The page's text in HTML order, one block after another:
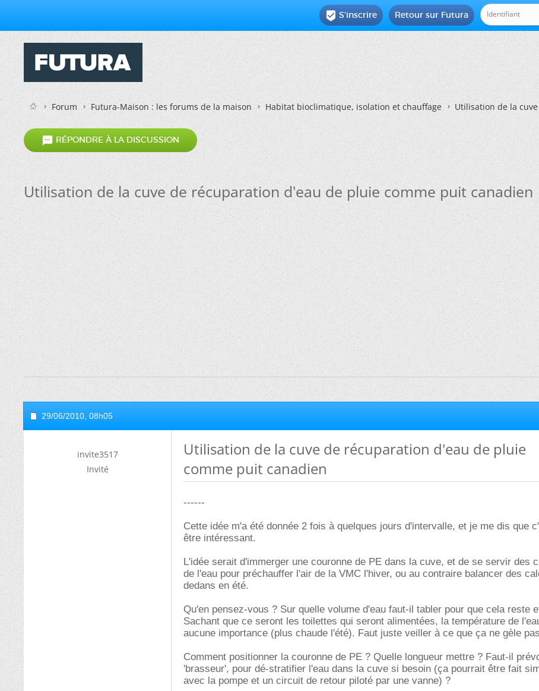
Retour sur Futura
 S'inscrire
Forum Futura-Maison : les forums de la maison Habitat bioclimatique, isolation et chauffage Utilisation de la
 RÉPONDRE À LA DISCUSSION
Utilisation de la cuve de récuparation d'eau de pluie comme puit canadien
29/06/2010, 08h05
invite3517
Invité
Utilisation de la cuve de récuparation d'eau de pluie
comme puit canadien
------
Cette idée m'a été donnée 2 fois à quelques jours d'intervalle, et je me dis que
être intéressant.
L'idée serait d'immerger une couronne de PE dans la cuve, et de se servir des
de l'eau pour préchauffer l'air de la VMC l'hiver, ou au contraire balancer des
dedans en été.
Qu'en pensez-vous ? Sur quelle volume d'eau faut-il tabler pour que cela reste
Sachant que ce seront les toilettes qui seront alimentées, la température de
aucune importance (plus chaude l'été). Faut juste veiller à ce que ça ne gèle
Comment positionner la couronne de PE ? Quelle longueur mettre ? Faut-il
'brasseur', pour dé-stratifier l'eau dans la cuve si besoin (ça pourrait être fait
avec la pompe et un circuit de retour piloté par une vanne) ?